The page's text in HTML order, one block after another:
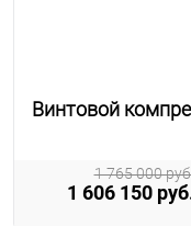
Винтовой
1 606 150
1 765 000